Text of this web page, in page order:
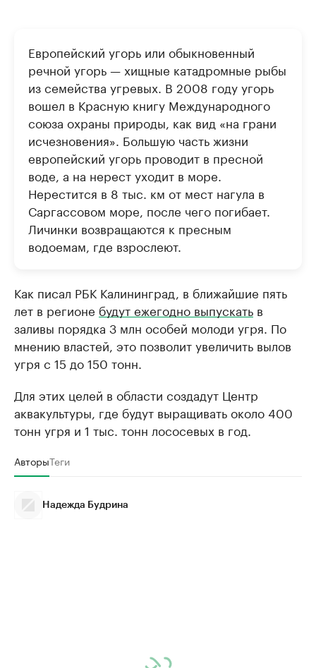
Европейский угорь или обыкновенный
речной угорь — хищные катадромные рыбы
из семейства угревых. В 2008 году угорь
вошел в Красную книгу Международного
союза охраны природы, как вид «на грани
исчезновения». Большую часть жизни
европейский угорь проводит в пресной
воде, а на нерест уходит в море.
Нерестится в 8 тыс. км от мест нагула в
Саргассовом море, после чего погибает.
Личинки возвращаются к пресным
водоемам, где взрослеют.
Как писал РБК Калининград, в ближайшие пять
лет в регионе будут ежегодно выпускать в
заливы порядка 3 млн особей молоди угря. По
мнению властей, это позволит увеличить вылов
угря с 15 до 150 тонн.
Для этих целей в области создадут Центр
аквакультуры, где будут выращивать около 400
тонн угря и 1 тыс. тонн лососевых в год.
АвторыТеги
Надежда Будрина